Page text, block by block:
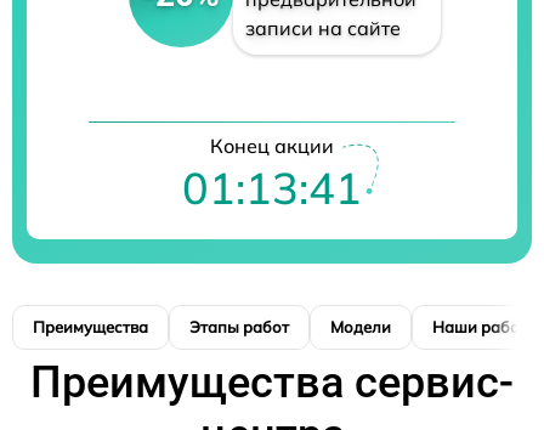
записи на сайте
Конец акции
01:13:41
Преимущества Этапы работ Модели Наши работы
Преимущества сервис-